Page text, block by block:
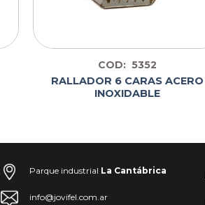
COD: 5352
RALLADOR 6 CARAS ACERO
INOXIDABLE
Parque industrial La Cantábrica
info@jovifel.com.ar